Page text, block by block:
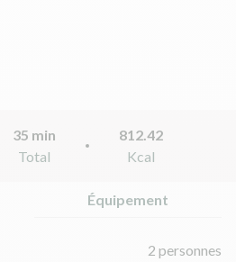
35 min
Total
812.42
Kcal
Équipement
2 personnes